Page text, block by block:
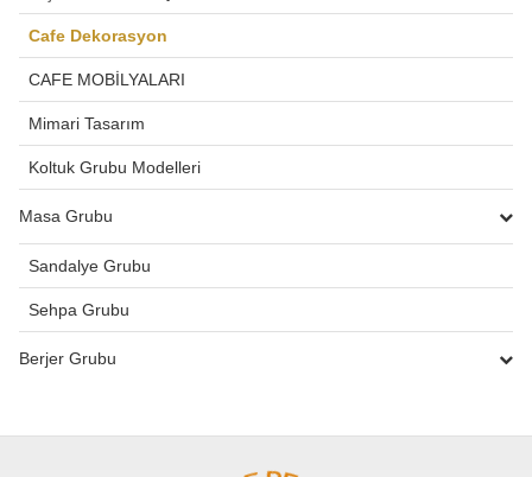
Cafe Dekorasyon
CAFE MOBİLYALARI
Mimari Tasarım
Koltuk Grubu Modelleri
Masa Grubu
Sandalye Grubu
Sehpa Grubu
Berjer Grubu